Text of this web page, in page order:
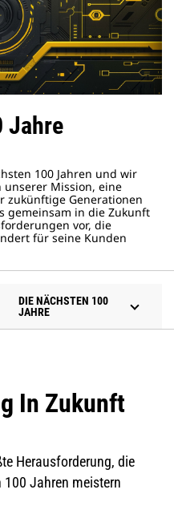
Jahre
100 Jahren und wir
unserer Mission, eine
zukünftige Generationen
gemeinsam in die Zukunft
vor, die
für seine Kunden
DIE NÄCHSTEN 100
JAHRE
In Zukunft
Herausforderung, die
Jahren meistern